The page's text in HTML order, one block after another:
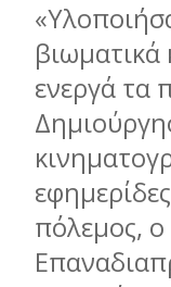
ενεργά τα
πόλεµος, ο